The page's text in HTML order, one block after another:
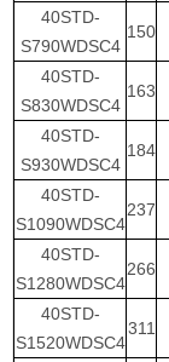
40STD-
S790WDSC4
150
40STD-
S830WDSC4
163
40STD-
S930WDSC4
184
40STD-
S1090WDSC4
237
40STD-
S1280WDSC4
266
40STD-
S1520WDSC4
311